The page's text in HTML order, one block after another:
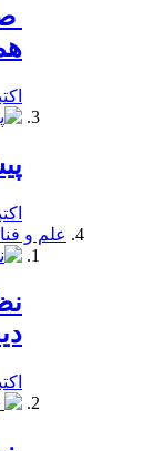
اکتبر
اکتبر
علم و
اکتبر